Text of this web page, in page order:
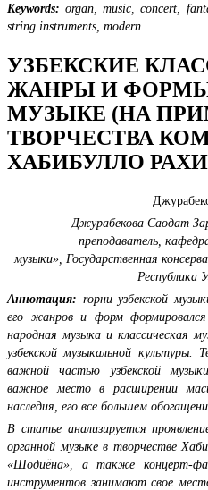
Keywords: organ, music, concert,
string instruments, modern.
УЗБЕКСКИЕ
ЖАНРЫ И
МУЗЫКЕ (НА
ТВОРЧЕСТВА
ХАБИБУЛЛО
Джурабекова Саодат
преподаватель, кафедр
музыки», Государственная
Республика
Аннотация: rорни узбекской
его жанров и форм
народная музыка и классическая
узбекской музыкальной культуры.
важной частью узбекской
важное место в расширении
наследия, его все большем
В статье анализируется
органной музыке в творчестве
«Шодиёна», а также концерт-
инструментов занимают свое